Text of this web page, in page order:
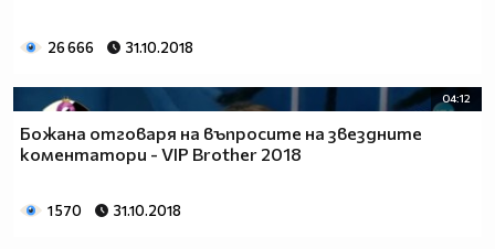
26 666 31.10.2018
04:12
Божана отговаря на въпросите на звездните
коментатори - VIP Brother 2018
1 570 31.10.2018